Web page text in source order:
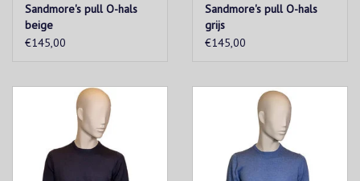
Sandmore's pull O-hals
beige
€145,00
Sandmore's pull O-hals
grijs
€145,00